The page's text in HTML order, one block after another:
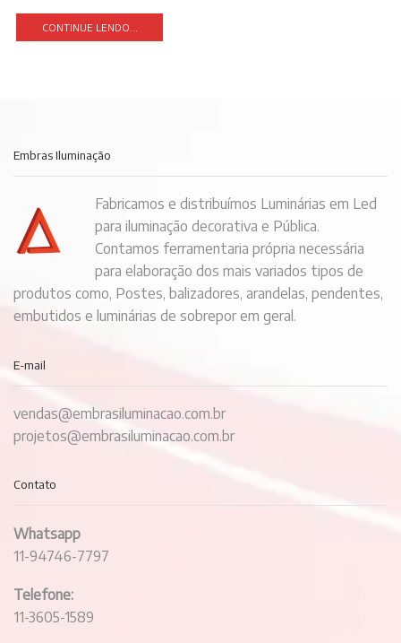
CONTINUE LENDO...
Embras Iluminação
Fabricamos e distribuímos Luminárias em Led
para iluminação decorativa e Pública.
Contamos ferramentaria própria necessária
para elaboração dos mais variados tipos de
produtos como, Postes, balizadores, arandelas, pendentes,
embutidos e luminárias de sobrepor em geral.
E-mail
vendas@embrasiluminacao.com.br
projetos@embrasiluminacao.com.br
Contato
Whatsapp
11-94746-7797
Telefone:
11-3605-1589